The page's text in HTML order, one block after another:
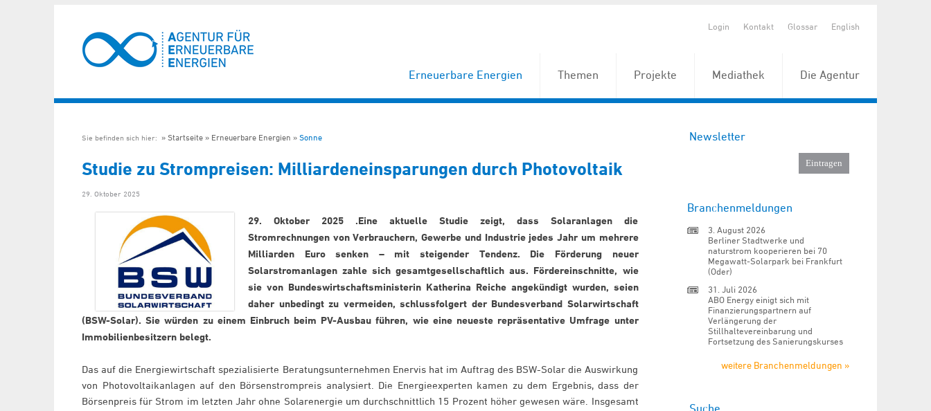
Login Kontakt Glossar English
Erneuerbare Energien Themen Projekte Mediathek Die Agentur
Sie befinden sich hier: Startseite Erneuerbare Energien Sonne
Studie zu Strompreisen: Milliardeneinsparungen durch Photovoltaik
29. Oktober 2025
29. Oktober 2025 .Eine aktuelle Studie zeigt, dass Solaranlagen die
Stromrechnungen von Verbrauchern, Gewerbe und Industrie jedes Jahr um mehrere
Milliarden Euro senken – mit steigender Tendenz. Die Förderung neuer
Solarstromanlagen zahle sich gesamtgesellschaftlich aus. Fördereinschnitte, wie
sie von Bundeswirtschaftsministerin Katherina Reiche angekündigt wurden, seien
daher unbedingt zu vermeiden, schlussfolgert der Bundesverband Solarwirtschaft
(BSW-Solar). Sie würden zu einem Einbruch beim PV-Ausbau führen, wie eine neueste repräsentative Umfrage unter
Immobilienbesitzern belegt.
Das auf die Energiewirtschaft spezialisierte Beratungsunternehmen Enervis hat im Auftrag des BSW-Solar die Auswirkung
von Photovoltaikanlagen auf den Börsenstrompreis analysiert. Die Energieexperten kamen zu dem Ergebnis, dass der
Börsenpreis für Strom im letzten Jahr ohne Solarenergie um durchschnittlich 15 Prozent höher gewesen wäre. Insgesamt
Newsletter
Branchenmeldungen
3. August 2026
Berliner Stadtwerke und
naturstrom kooperieren bei 70
Megawatt-Solarpark bei Frankfurt
(Oder)
31. Juli 2026
ABO Energy einigt sich mit
Finanzierungspartnern auf
Verlängerung der
Stillhaltevereinbarung und
Fortsetzung des Sanierungskurses
weitere Branchenmeldungen »
Suche